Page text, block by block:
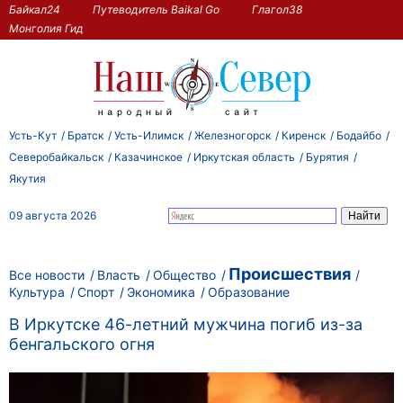
Байкал24 Путеводитель Baikal Go
Глагол38
Монголия Гид
Усть-Кут Братск Усть-Илимск Железногорск Киренск
Бодайбо
Северобайкальск
Казачинское Иркутская область
Бурятия
Якутия
09 августа 2026
Все новости Власть Общество Происшествия
Культура Спорт Экономика Образование
В Иркутске 46-летний мужчина погиб из-за
бенгальского огня